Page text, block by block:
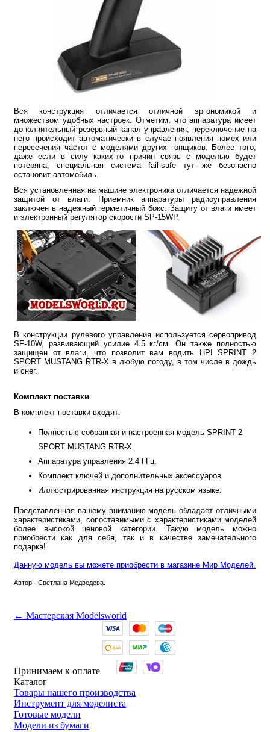
Вся конструкция отличается отличной эргономикой и
множеством удобных настроек. Отметим, что аппаратура имеет
дополнительный резервный канал управления, переключение на
него происходит автоматически в случае появления помех или
пересечения частот с моделями других гонщиков. Более того,
даже если в силу каких-то причин связь с моделью будет
потеряна, специальная система fail-safe тут же безопасно
остановит автомобиль.
Вся установленная на машине электроника отличается надежной
защитой от влаги. Приемник аппаратуры радиоуправления
заключен в надежный герметичный бокс. Защиту от влаги имеет
и электронный регулятор скорости SP-15WP.
В конструкции рулевого управления используется сервопривод
SF-10W, развивающий усилие 4.5 кг/см. Он также полностью
защищен от влаги, что позволит вам водить HPI SPRINT 2
SPORT MUSTANG RTR-X в любую погоду, в том числе в дождь
и снег.
Комплект поставки
В комплект поставки входят:
Полностью собранная и настроенная модель SPRINT 2
SPORT MUSTANG RTR-X.
Аппаратура управления 2.4 ГГц.
Комплект ключей и дополнительных аксессуаров
Иллюстрированная инструкция на русском языке.
Представленная вашему вниманию модель обладает отличными
характеристиками, сопоставимыми с характеристиками моделей
более высокой ценовой категории. Такую модель можно
приобрести как для себя, так и в качестве замечательного
подарка!
Данную модель вы можете приобрести в магазине Мир Моделей.
Автор - Светлана Медведева.
← Мастерская Modelsworld
Принимаем к оплате
Каталог
Товары нашего производства
Инструмент для моделиста
Готовые модели
Модели из бумаги